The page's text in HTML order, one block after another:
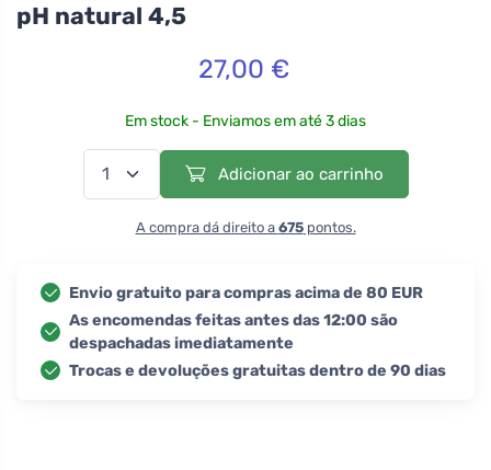
pH natural 4,5
27,00 €
Em stock - Enviamos em até 3 dias
Adicionar ao carrinho
A compra dá direito a 675pontos.
Envio gratuito para compras acima de 80 EUR
As encomendas feitas antes das 12:00 são
despachadas imediatamente
Trocas e devoluções gratuitas dentro de 90 dias